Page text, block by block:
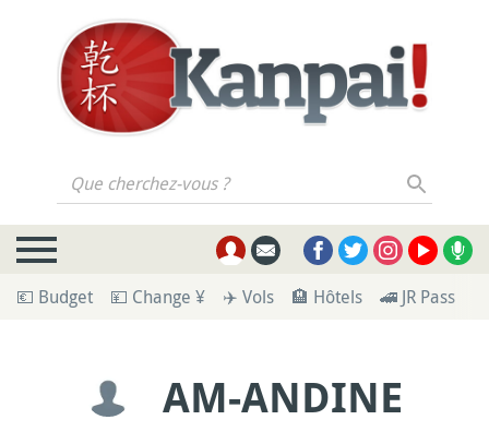
Que cherchez-vous ?
💶 Budget 💴 Change ¥ ✈️ Vols 🏨 Hôtels 🚄 JR Pass
AM-ANDINE